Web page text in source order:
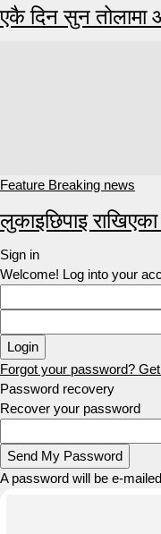
एकै दिन सुन तोलामा
Feature Breaking news
लुकाइछिपाइ
Sign in
Welcome! Log into your
Forgot your password?
Password recovery
Recover your password
A password will be e-